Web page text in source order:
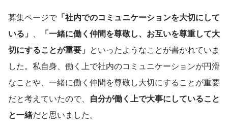
募集ページで 「社内でのコミュニケーションを大切にして
いる」 、
「一緒に働く仲間を尊敬し、お互いを尊重して大
切にすることが重要」 といったようなことが書かれていま
した。私自身、働く上で社内のコミュニケーションが円滑
なことや、一緒に働く仲間を尊敬し大切にすることが重要
だと考えていたので、 自分が働く上で大事にしていること
と一緒だと思いました。